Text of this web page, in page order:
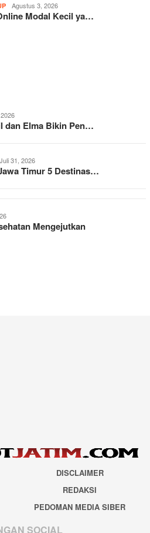
Agustus 3, 2026
Modal Kecil ya…
dan Elma Bikin Pen…
Juli 31, 2026
Timur 5 Destinas…
Mengejutkan
DISCLAIMER
REDAKSI
PEDOMAN MEDIA SIBER
SOCIAL